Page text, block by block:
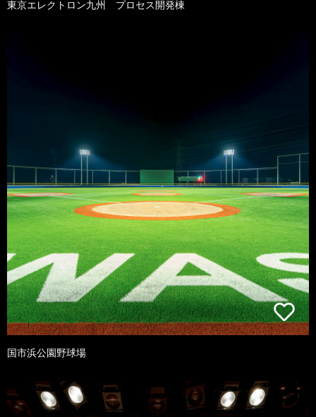
東京エレクトロン九州 プロセス開発棟
国市浜公園野球場